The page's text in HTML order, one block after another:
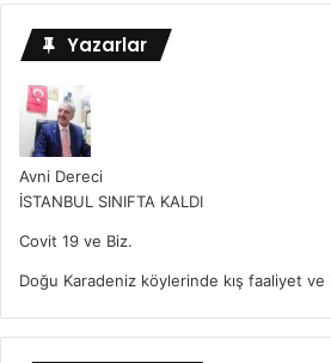
Yazarlar
Avni Dereci
İSTANBUL SINIFTA KALDI
Covit 19 ve Biz.
Doğu Karadeniz köylerinde kış faaliyet ve